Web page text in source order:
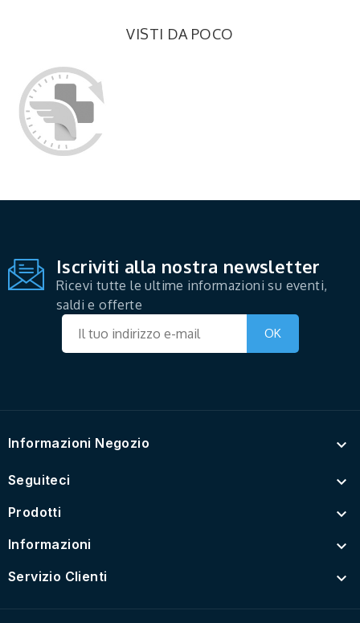
VISTI DA POCO
Iscriviti alla nostra newsletter
Ricevi tutte le ultime informazioni su eventi,
saldi e offerte
Informazioni Negozio 
Seguiteci 
Prodotti 
Informazioni 
Servizio Clienti 